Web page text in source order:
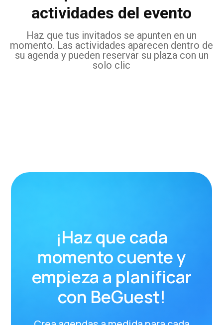
actividades del evento
Haz que tus invitados se apunten en un
momento. Las actividades aparecen dentro de
su agenda y pueden reservar su plaza con un
solo clic
¡Haz que cada
momento cuente y
empieza a planificar
con BeGuest!